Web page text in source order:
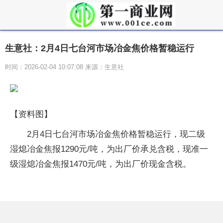
生意社：2月4日七台河市场冶金焦价格暂稳运行
时间：2026-02-04 10:07:08 来源：生意社
【资料图】
2月4日七台河市场冶金焦价格暂稳运行，现二级
湿熄冶金焦报1290元/吨，为出厂价承兑含税，现准一
级湿熄冶金焦报1470元/吨，为出厂价现金含税。